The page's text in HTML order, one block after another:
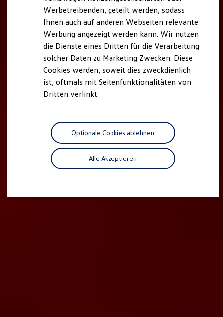
Fördermöglichkeiten für Privatkunden
Fördermöglichkeiten für Gewerbekunden
Autonomes Fahren
Mehr zum ID. Buzz
Online Beratung
California Club
California Magazin & Ratgeber
Vanlife
California App
California Lifestyle & Zubehör
Übernachten im California
Unternehmen
Karriere
Nachhaltigkeit
Werbetreibenden, geteilt werden, sodass
Ihnen auch auf anderen Webseiten relevante
Werbung angezeigt werden kann. Wir nutzen
die Dienste eines Dritten für die Verarbeitung
solcher Daten zu Marketing Zwecken. Diese
Cookies werden, soweit dies zweckdienlich
ist, oftmals mit Seitenfunktionalitäten von
Dritten verlinkt.
Alle Akzeptieren
Optionale Cookies ablehnen